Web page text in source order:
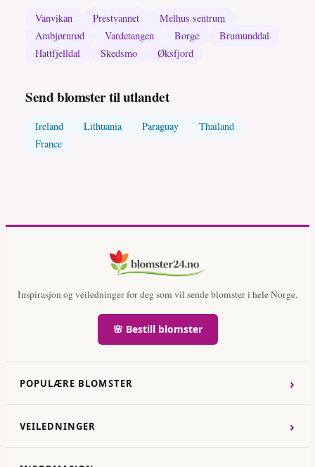
Vanvikan Prestvannet
Melhus sentrum
Ambjørnrød
Vardetangen Borge
Brumunddal
Hattfjelldal
Skedsmo Øksfjord
Send blomster til utlandet
Ireland Lithuania Paraguay
Thailand
France
Inspirasjon og veiledninger for deg som vil sende blomster i hele Norge.
🌸 Bestill blomster
POPULÆRE BLOMSTER ›
VEILEDNINGER ›